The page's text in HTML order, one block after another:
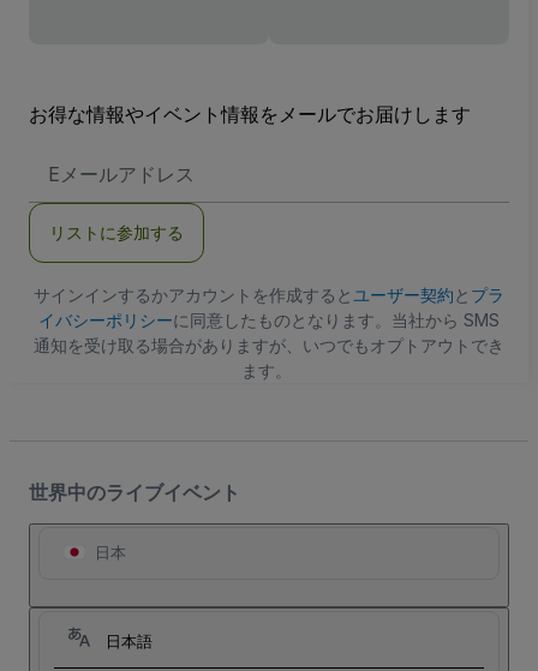
お得な情報やイベント情報をメールでお届けします
メ
ア
ス
リストに参加する
サインインするかアカウントを作成すると ユーザー契約と プラ
イバシーポリシーに同意したものとなります。当社から SMS
通知を受け取る場合がありますが、いつでもオプトアウトでき
ます。
世界中のライブイベント
日本
日本語